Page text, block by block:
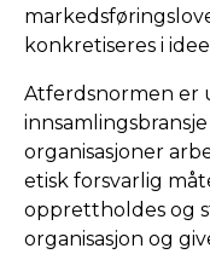
konkretiseres i
Atferdsnormen er
organisasjoner
etisk forsvarlig
opprettholdes og
organisasjon og